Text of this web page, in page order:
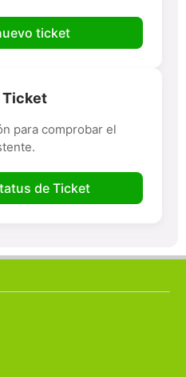
ticket
Ticket
para comprobar el
de Ticket